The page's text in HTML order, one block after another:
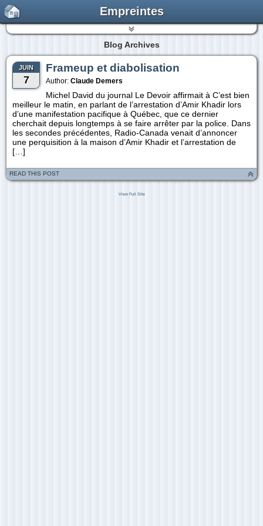
Empreintes
Blog Archives
JUIN
7
Frameup et diabolisation
Author: Claude Demers
Michel David du journal Le Devoir affirmait à C’est bien
meilleur le matin, en parlant de l’arrestation d’Amir Khadir lors
d’une manifestation pacifique à Québec, que ce dernier
cherchait depuis longtemps à se faire arrêter par la police. Dans
les secondes précédentes, Radio-Canada venait d’annoncer
une perquisition à la maison d’Amir Khadir et l’arrestation de
[…]
READ THIS POST
View Full Site